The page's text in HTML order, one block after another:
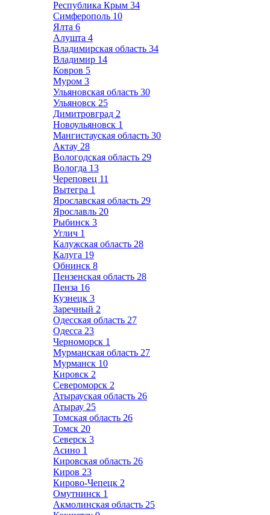
Республика Крым 34
Симферополь 10
Ялта 6
Алушта 4
Владимирская область 34
Владимир 14
Ковров 5
Муром 3
Ульяновская область 30
Ульяновск 25
Димитровград 2
Новоульяновск 1
Мангистауская область 30
Актау 28
Вологодская область 29
Вологда 13
Череповец 11
Вытегра 1
Ярославская область 29
Ярославль 20
Рыбинск 3
Углич 1
Калужская область 28
Калуга 19
Обнинск 8
Пензенская область 28
Пенза 16
Кузнецк 3
Заречный 2
Одесская область 27
Одесса 23
Черноморск 1
Мурманская область 27
Мурманск 10
Кировск 2
Североморск 2
Атырауская область 26
Атырау 25
Томская область 26
Томск 20
Северск 3
Асино 1
Кировская область 26
Киров 23
Кирово-Чепецк 2
Омутнинск 1
Акмолинская область 25